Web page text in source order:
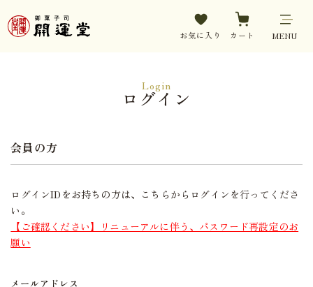
お気に入り カート MENU
Login
ログイン
会員の方
ログインIDをお持ちの方は、こちらからログインを行ってくださ
い。
【ご確認ください】リニューアルに伴う、パスワード再設定のお
願い
メールアドレス